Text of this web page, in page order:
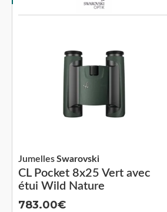
CL Pocket 8x25 Vert avec
étui Wild Nature
JumellesSwarovski
783.00